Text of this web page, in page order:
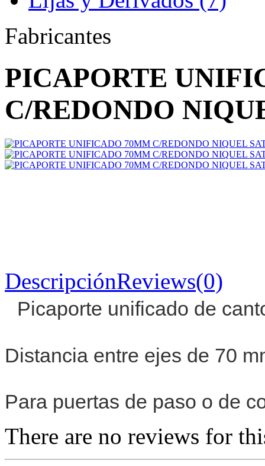
Fabricantes
PICAPORTE
C/REDONDO
DescripciónReviews(0)
Picaporte unificado de
Distancia entre ejes de 70
Para puertas de paso o de
There are no reviews for